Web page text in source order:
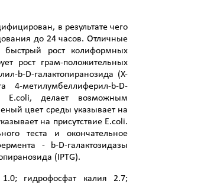
в результате чего
до 24 часов. Отличные
быстрый рост колиформных
рост грам-положительных
b-D-галактопиранозида (X-
4-метилумбеллиферил-b-D-
E.coli, делает возможным
цвет среды указывает на
на присутствие E.coli.
теста и окончательное
- b-D-галактозидазы
(IPTG).
гидрофосфат калия 2.7;